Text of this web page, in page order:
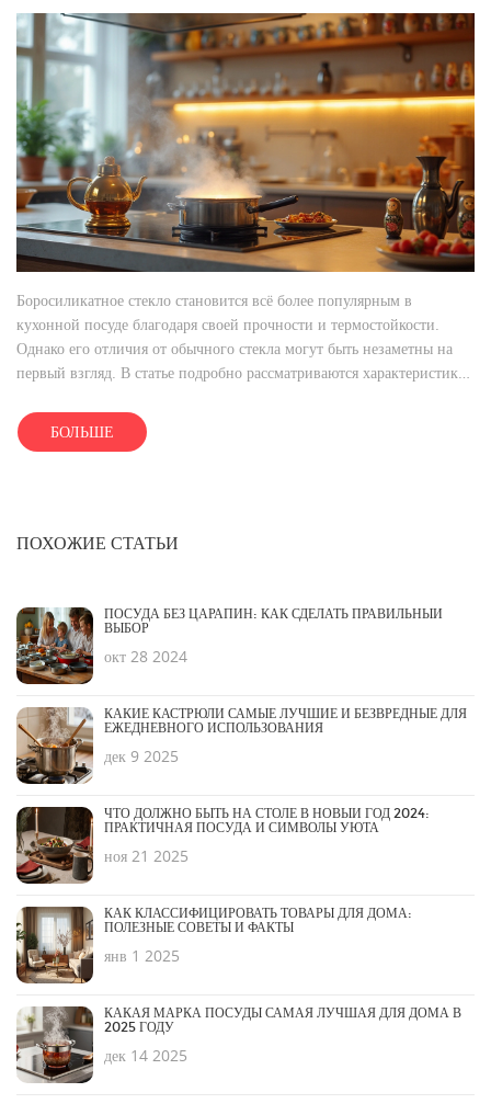
Боросиликатное стекло становится всё более популярным в
кухонной посуде благодаря своей прочности и термостойкости.
Однако его отличия от обычного стекла могут быть незаметны на
первый взгляд. В статье подробно рассматриваются характеристики
его выбору. Рекомендуется уделить внимание нескольким факторам,
чтобы правильно определить, подходит ли такой материал для
БОЛЬШЕ
ПОХОЖИЕ СТАТЬИ
ПОСУДА БЕЗ ЦАРАПИН: КАК СДЕЛАТЬ ПРАВИЛЬНЫЙ
ВЫБОР
окт 28 2024
КАКИЕ КАСТРЮЛИ САМЫЕ ЛУЧШИЕ И БЕЗВРЕДНЫЕ ДЛЯ
ЕЖЕДНЕВНОГО ИСПОЛЬЗОВАНИЯ
дек 9 2025
ЧТО ДОЛЖНО БЫТЬ НА СТОЛЕ В НОВЫЙ ГОД 2024:
ПРАКТИЧНАЯ ПОСУДА И СИМВОЛЫ УЮТА
ноя 21 2025
КАК КЛАССИФИЦИРОВАТЬ ТОВАРЫ ДЛЯ ДОМА:
ПОЛЕЗНЫЕ СОВЕТЫ И ФАКТЫ
янв 1 2025
КАКАЯ МАРКА ПОСУДЫ САМАЯ ЛУЧШАЯ ДЛЯ ДОМА В
2025 ГОДУ
дек 14 2025